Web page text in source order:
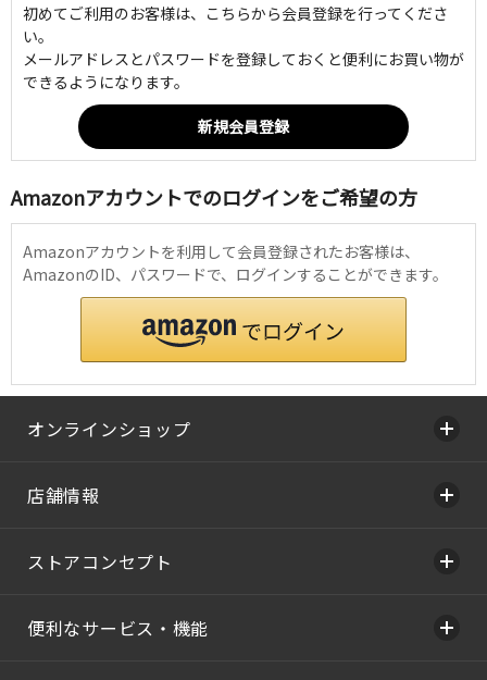
初めてご利用のお客様は、こちらから会員登録を行ってくださ
い。
メールアドレスとパスワードを登録しておくと便利にお買い物が
できるようになります。
Amazonアカウントでのログインをご希望の方
Amazonアカウントを利用して会員登録されたお客様は、
AmazonのID、パスワードで、ログインすることができます。
オンラインショップ
店舗情報
ストアコンセプト
便利なサービス・機能